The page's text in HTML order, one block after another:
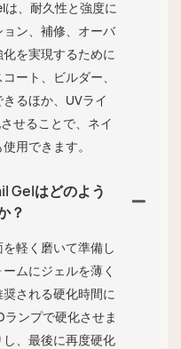
は、耐久性と強度に
ン、補修、オーバ
を実現するために
ート、ビルダー、
るほか、UVライ
せることで、ネイ
用できます。
Gelはどのよう
？
軽く磨いて準備し
ムにジェルを薄く
される硬化時間に
ンプで硬化させま
、最後に再度硬化